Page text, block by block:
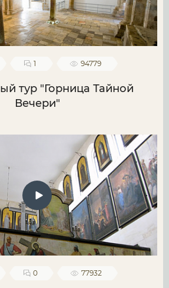
1 94779
тур "Горница Тайной
Вечери"
0 77932